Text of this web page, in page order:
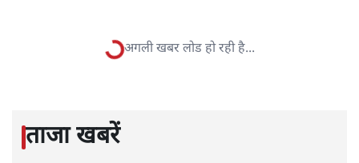
प्रमोद मल्लिककी और स्टोरी पढ़ें